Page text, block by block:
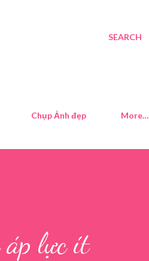
SEARCH
Chụp Ảnh đẹp More…
áp lực ít